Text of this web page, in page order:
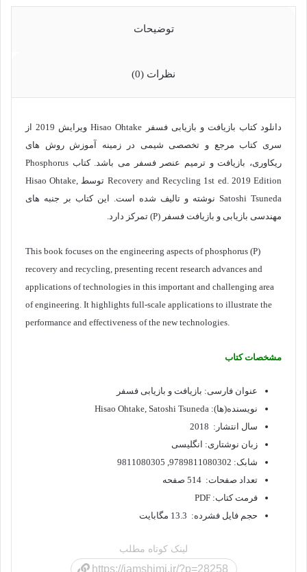
توضیحات
نظرات (0)
دانلود کتاب بازیافت و بازیابی فسفر Hisao Ohtake ویرایش 2019 از
سری کتاب مرجع و تخصصی شیمی در زمینه آموزش روش های
ریکاوری، بازیافت و ترمیم عنصر فسفر می باشد. کتاب Phosphorus
Recovery and Recycling 1st ed. 2019 Edition توسط Hisao Ohtake,
Satoshi Tsuneda نوشته و تالیف شده است. این کتاب بر جنبه های
مهندسی بازیابی و بازیافت فسفر (P) تمرکز دارد.
This book focuses on the engineering aspects of phosphorus (P)
recovery and recycling, presenting recent research advances and
applications of technologies in this important and challenging area
of engineering. It highlights full-scale applications to illustrate the
performance and effectiveness of the new technologies.
مشخصات کتاب
عنوان فارسی: بازیافت و بازیابی فسفر
نویسنده(ها): Hisao Ohtake, Satoshi Tsuneda
سال انتشار: 2018
زبان نوشتاری: انگلیسی
شابک: 9789811080302, 9811080305
تعداد صفحات: 514 صفحه
فرمت کتاب: PDF
حجم فایل فشرده: 13.3 مگابایت
لینک کوتاه مطلب